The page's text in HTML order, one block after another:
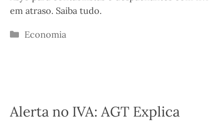
em atraso. Saiba tudo.
Categorias
Economia
Alerta no IVA: AGT Explica